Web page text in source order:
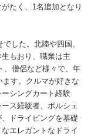
たく、1名追加となり
した。北陸や四国、
もおり、職業は主
、僧侶など様々で、年
す。クルマが好きな
シングカート経験
ス経験者、ポルシェ
ドライビングを基礎
エレガントなドライ